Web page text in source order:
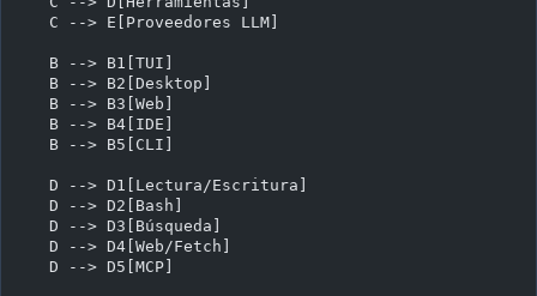
    C --> E[Proveedores LLM]
    B --> B1[TUI]
    B --> B2[Desktop]
    B --> B3[Web]
    B --> B4[IDE]
    B --> B5[CLI]
    D --> D1[Lectura/Escritura]
    D --> D2[Bash]
    D --> D3[Búsqueda]
    D --> D4[Web/Fetch]
    D --> D5[MCP]